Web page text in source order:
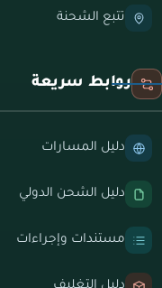
تتبع الشحنة
روابط سريعة
دليل المسارات
دليل الشحن الدولي
مستندات وإجراءات